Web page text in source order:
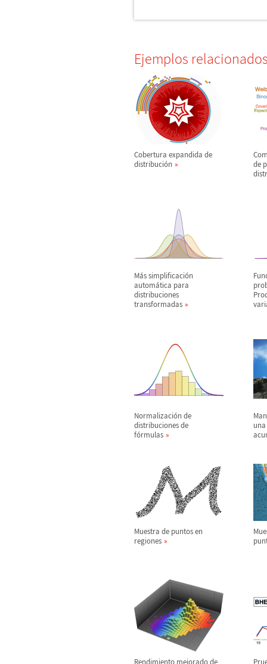
Ejemplos
Cobertura expandida de
distribución
de
Más simplificación
automática para
distribuciones
transformadas
Normalización de
distribuciones de
fórmulas
Muestra de puntos en
regiones
Rendimiento mejorado de